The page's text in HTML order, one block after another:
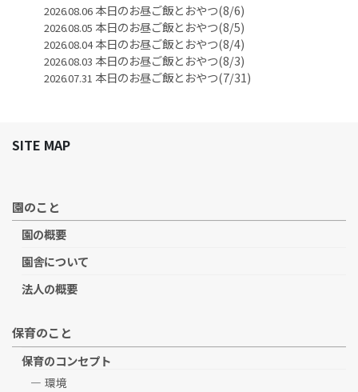
2026.08.06本日のお昼ご飯とおやつ(8/6)
2026.08.05 本日のお昼ご飯とおやつ(8/5)
2026.08.04本日のお昼ご飯とおやつ(8/4)
2026.08.03 本日のお昼ご飯とおやつ(8/3)
2026.07.31 本日のお昼ご飯とおやつ(7/31)
SITE MAP
園のこと
園の概要
園舎について
法人の概要
保育のこと
保育のコンセプト
環境